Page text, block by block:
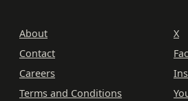
About
Contact
Careers
Terms and Conditions
X